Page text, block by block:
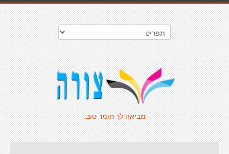
מביאה לך חומר טוב.